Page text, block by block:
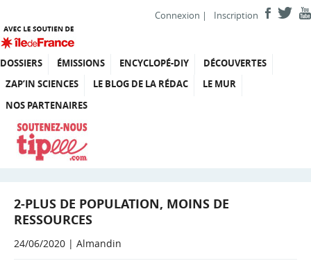
Connexion | Inscription
DOSSIERS ÉMISSIONS ENCYCLOPÉ-DIY
DÉCOUVERTES
ZAP’IN SCIENCES
LE BLOG DE LA RÉDAC
LE MUR
NOS PARTENAIRES
2-PLUS DE POPULATION, MOINS DE
RESSOURCES
24/06/2020 | Almandin